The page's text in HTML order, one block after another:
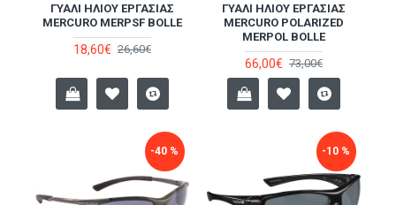
ΓΥΑΛΊ ΗΛΊΟΥ ΕΡΓΑΣΊΑΣ
MERCURO MERPSF BOLLE
18,60€ 26,60€
ΓΥΑΛΊ ΗΛΊΟΥ ΕΡΓΑΣΊΑΣ
MERCURO POLARIZED
MERPOL BOLLE
66,00€ 73,00€
-40 % -10 %